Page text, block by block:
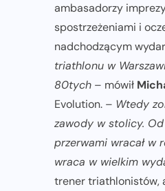
ambasadorzy
spostrzeżeniami i
nadchodzącym
triathlonu w
80tych – mówił
Evolution. – Wtedy
zawody w stolicy.
przerwami wracał w
wraca w wielkim
trener triathlonistów,